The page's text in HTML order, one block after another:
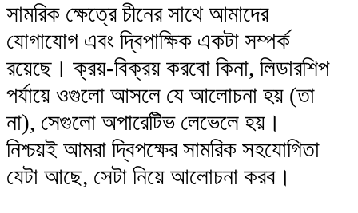
সামরিক ক্ষেত্রে চীনের সাথে আমাদের
যোগাযোগ এবং দ্বিপাক্ষিক একটা সম্পর্ক
রয়েছে। ক্রয়-বিক্রয় করবো কিনা, লিডারশিপ
পর্যায়ে ওগুলো আসলে যে আলোচনা হয় (তা
না), সেগুলো অপারেটিভ লেভেলে হয়।
নিশ্চয়ই আমরা দ্বিপক্ষের সামরিক সহযোগিতা
যেটা আছে, সেটা নিয়ে আলোচনা করব।